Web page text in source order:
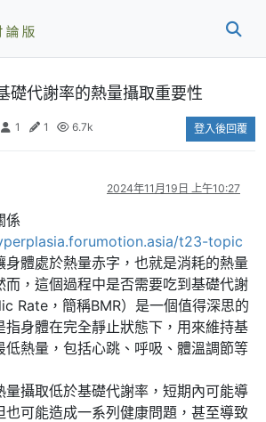
礎代謝率的熱量攝取重要性
1 1 6.7k 登入後回覆
2024年11月19日 上午10:27
係
t23-topic
身體處於熱量赤字，也就是消耗的熱量
而，這個過程中是否需要吃到基礎代謝
Rate，簡稱BMR）是一個值得深思的
指身體在完全靜止狀態下，用來維持基
低熱量，包括心跳、呼吸、體溫調節等
量攝取低於基礎代謝率，短期內可能導
也可能造成一系列健康問題，甚至導致